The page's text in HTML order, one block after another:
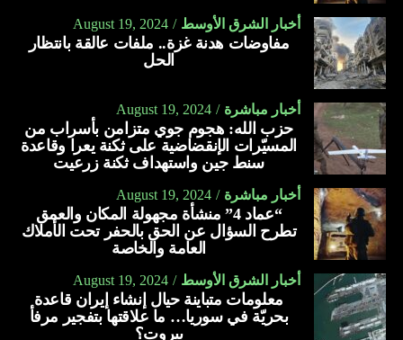
أخبار الشرق الأوسط August 19, 2024
مفاوضات هدنة غزة.. ملفات عالقة بانتظار
الحل
أخبار مباشرة August 19, 2024
حزب الله: هجوم جوي متزامن بأسراب من
المسيّرات الإنقضاضية على ثكنة يعرا وقاعدة
سنط جين واستهداف ثكنة زرعيت
أخبار مباشرة August 19, 2024
“عماد 4” منشأة مجهولة المكان والعمق
تطرح السؤال عن الحق بالحفر تحت الأملاك
العامة والخاصة
أخبار الشرق الأوسط August 19, 2024
معلومات متباينة حيال إنشاء إيران قاعدة
بحريّة في سوريا… ما علاقتها بتفجير مرفأ
بيروت؟